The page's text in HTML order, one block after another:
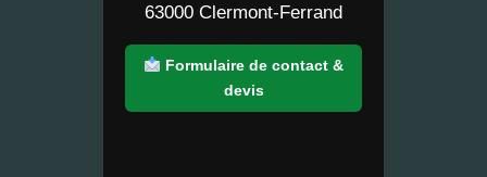
63000 Clermont-Ferrand
Formulaire de contact &
devis